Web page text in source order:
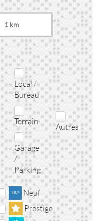
Local /
Bureau
Terrain
Garage
/
Parking
Autres
Neuf
Prestige